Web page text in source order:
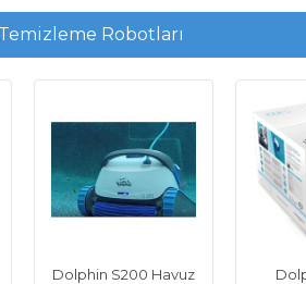
Robotları
Dolphin S200 Havuz